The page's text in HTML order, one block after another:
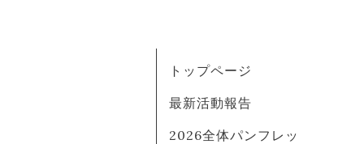
トップページ
最新活動報告
2026全体パンフレッ